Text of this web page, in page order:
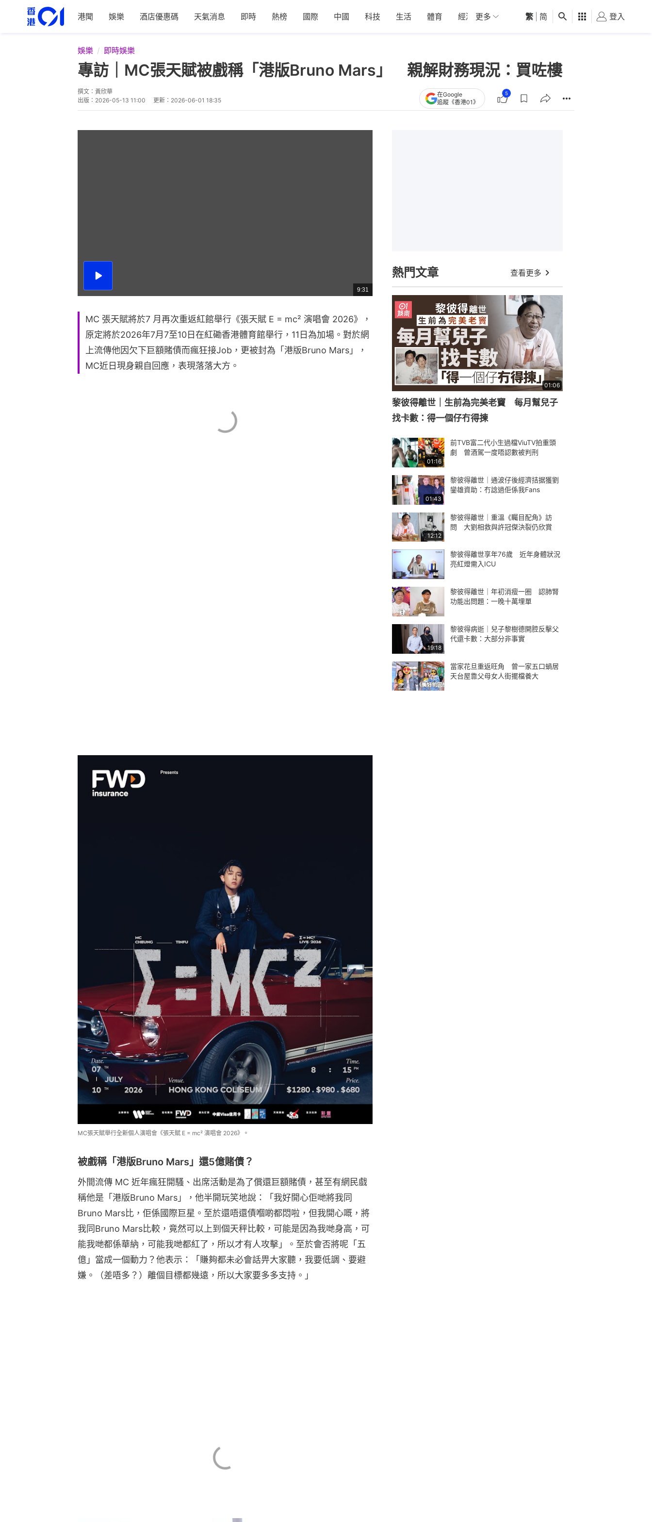
港聞 娛樂 酒店優惠碼 天氣消息 即時 熱榜 國際 中國 科技 生活 體育 經濟 01深圳 觀點 健康 好食玩飛
更多 繁 简 登入
娛樂 即時娛樂
專訪｜MC張天賦被戲稱「港版Bruno Mars」 親解財務現況：買咗樓
撰文： 黃欣華
出版： 2026-05-13 11:00 更新： 2026-06-01 18:35
在Google
追蹤《香港01》
5
播
總
共
9:31
MC 張天賦將於7 月再次重返紅館舉行《張天賦 E = mc² 演唱會 2026》，
原定將於2026年7月7至10日在紅磡香港體育館舉行，11日為加場。對於網
上流傳他因欠下巨額賭債而瘋狂接Job，更被封為「港版Bruno Mars」，
MC近日現身親自回應，表現落落大方。
MC張天賦舉行全新個人演唱會《張天賦 E = mc² 演唱會 2026》。
被戲稱「港版Bruno Mars」還5億賭債？
外間流傳 MC 近年瘋狂開騷、出席活動是為了償還巨額賭債，甚至有網民戲
稱他是「港版Bruno Mars」，他半開玩笑地說：「我好開心佢哋將我同
Bruno Mars比，佢係國際巨星。至於還唔還債嗰啲都悶啦，但我開心嘅，將
我同Bruno Mars比較，竟然可以上到個天秤比較，可能是因為我哋身高，可
能我哋都係華納，可能我哋都紅了，所以才有人攻擊」。至於會否將呢「五
億」當成一個動力？他表示：「賺夠都未必會話畀大家聽，我要低調、要避
嫌。（差唔多？）離個目標都幾遠，所以大家要多多支持。」
熱門文章 查看更多
01:06
黎彼得離世｜生前為完美老竇 每月幫兒子
找卡數：得一個仔冇得揀
01:16
前TVB富二代小生過檔ViuTV拍重頭
劇 曾酒駕一度唔認數被判刑
01:43
黎彼得離世｜通波仔後經濟拮据獲劉
鑾雄資助：冇諗過佢係我Fans
12:12
黎彼得離世｜重溫《矚目配角》訪
問 大劉相救與許冠傑決裂仍欣賞
黎彼得離世享年76歲 近年身體狀況
亮紅燈需入ICU
黎彼得離世｜年初消瘦一圈 認肺腎
功能出問題：一晚十萬埋單
19:18
黎彼得病逝｜兒子黎樹德開腔反擊父
代還卡數：大部分非事實
當家花旦重返旺角 曾一家五口蝸居
天台屋靠父母女人街擺檔養大